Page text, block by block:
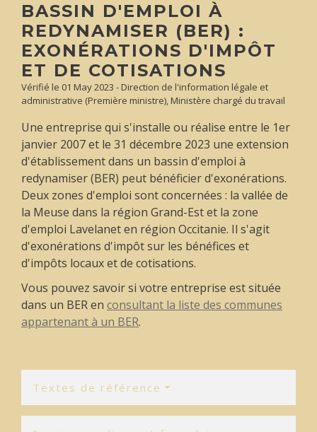
BASSIN D'EMPLOI À
REDYNAMISER (BER) :
EXONÉRATIONS D'IMPÔT
ET DE COTISATIONS
Vérifié le 01 May 2023 - Direction de l'information légale et
administrative (Première ministre), Ministère chargé du travail
Une entreprise qui s'installe ou réalise entre le 1er
janvier 2007 et le 31 décembre 2023 une extension
d'établissement dans un bassin d'emploi à
redynamiser (BER) peut bénéficier d'exonérations.
Deux zones d'emploi sont concernées : la vallée de
la Meuse dans la région Grand-Est et la zone
d'emploi Lavelanet en région Occitanie. Il s'agit
d'exonérations d'impôt sur les bénéfices et
d'impôts locaux et de cotisations.
Vous pouvez savoir si votre entreprise est située
dans un BER en consultant la liste des communes
appartenant à un BER.
Textes de référence